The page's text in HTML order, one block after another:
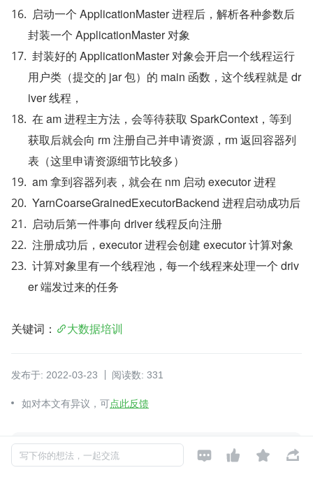
启动一个 ApplicationMaster 进程后，解析各种参数后
封装一个 ApplicationMaster 对象
封装好的 ApplicationMaster 对象会开启一个线程运行
用户类（提交的 jar 包）的 main 函数，这个线程就是 dr
iver 线程，
在 am 进程主方法，会等待获取 SparkContext，等到
获取后就会向 rm 注册自己并申请资源，rm 返回容器列
表（这里申请资源细节比较多）
am 拿到容器列表，就会在 nm 启动 executor 进程
YarnCoarseGrainedExecutorBackend 进程启动成功后
启动后第一件事向 driver 线程反向注册
注册成功后，executor 进程会创建 executor 计算对象
计算对象里有一个线程池，每一个线程来处理一个 driv
er 端发过来的任务
关键词： 大数据培训
发布于: 2022-03-23 阅读数: 331
如对本文有异议，可点此反馈
编程江湖 关注
写下你的想法，一起交流    